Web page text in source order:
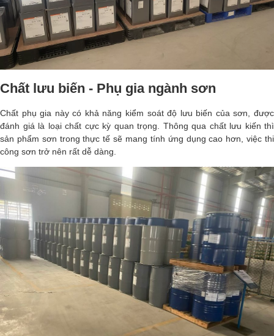
Chất lưu biến - Phụ gia ngành sơn
Chất phụ gia này có khả năng kiểm soát độ lưu biến của sơn, được
đánh giá là loại chất cực kỳ quan trọng. Thông qua chất lưu kiến thì
sản phẩm sơn trong thực tế sẽ mang tính ứng dụng cao hơn, việc thi
công sơn trở nên rất dễ dàng.